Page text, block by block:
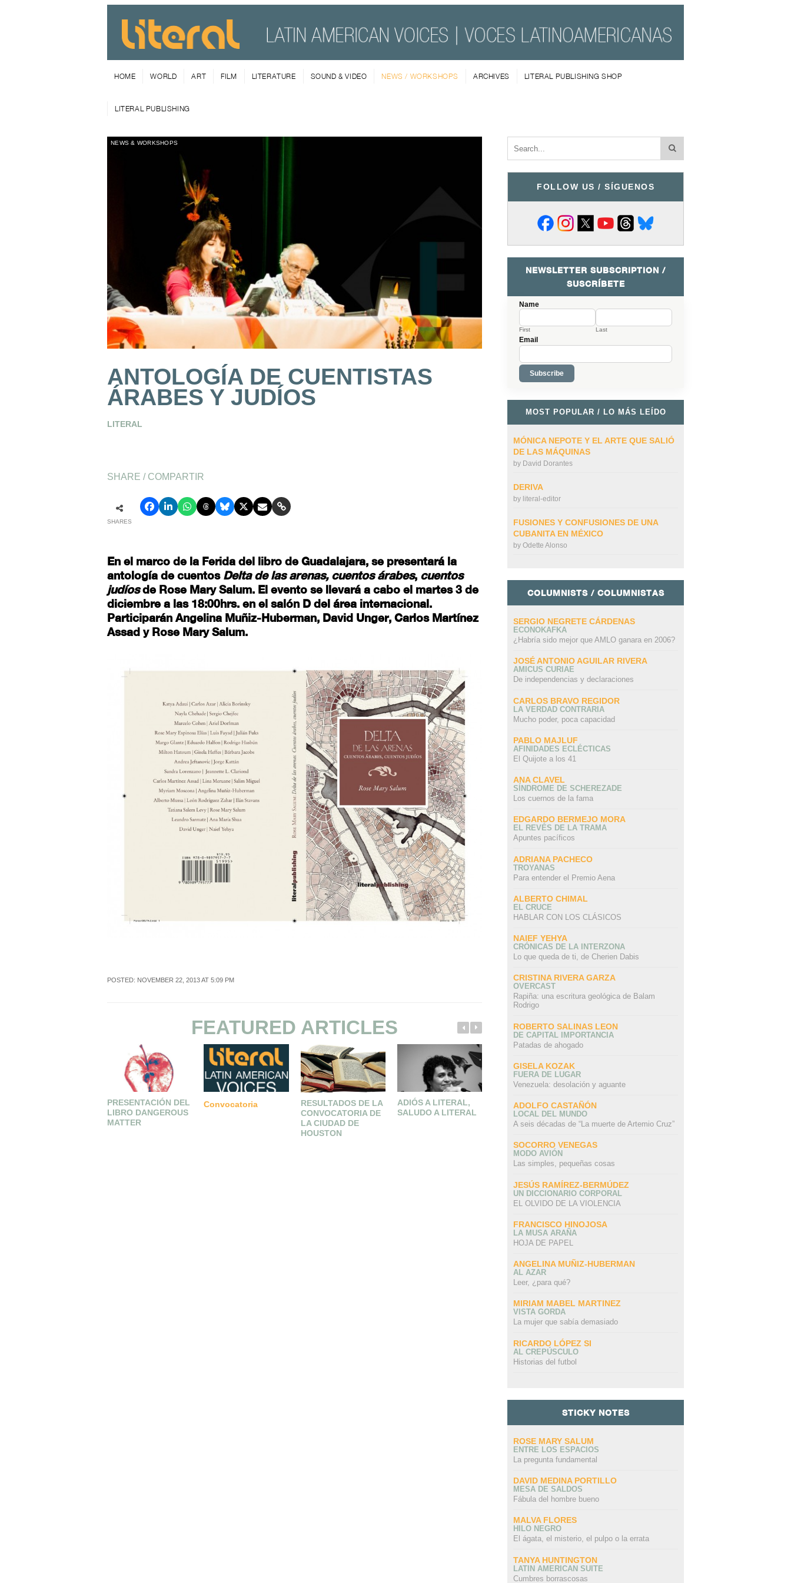
HOME WORLD ART FILM LITERATURE SOUND & VIDEO NEWS / WORKSHOPS ARCHIVES LITERAL PUBLISHING SHOP
LITERAL PUBLISHING
NEWS & WORKSHOPS
ANTOLOGÍA DE CUENTISTAS
ÁRABES Y JUDÍOS
LITERAL
SHARE / COMPARTIR
SHARES
En el marco de la Ferida del libro de Guadalajara, se presentará la
antología de cuentosDelta de las arenas, cuentos árabes, cuentos
judíosde Rose Mary Salum. El evento se llevará a cabo el martes 3 de
diciembre a las 18:00hrs. en el salón D del área internacional.
Participarán Angelina Muñiz-Huberman, David Unger, Carlos Martínez
Assad y Rose Mary Salum.
POSTED: NOVEMBER 22, 2013 AT 5:09 PM
FEATURED ARTICLES
PRESENTACIÓN DEL
LIBRO DANGEROUS
MATTER
Convocatoria
RESULTADOS DE LA
CONVOCATORIA DE
LA CIUDAD DE
HOUSTON
ADIÓS A LITERAL,
SALUDO A LITERAL
Partnerschools
LITERAL
AMERICAN
ASSOCIATION
FOLLOW US / SÍGUENOS
NEWSLETTER SUBSCRIPTION /
SUSCRÍBETE
Name
First Last
Email
MOST POPULAR / LO MÁS LEÍDO
MÓNICA NEPOTE Y EL ARTE QUE SALIÓ
DE LAS MÁQUINAS
by David Dorantes
DERIVA
by literal-editor
FUSIONES Y CONFUSIONES DE UNA
CUBANITA EN MÉXICO
by Odette Alonso
COLUMNISTS / COLUMNISTAS
SERGIO NEGRETE CÁRDENAS
ECONOKAFKA
¿Habría sido mejor que AMLO ganara en 2006?
JOSÉ ANTONIO AGUILAR RIVERA
AMICUS CURIAE
De independencias y declaraciones
CARLOS BRAVO REGIDOR
LA VERDAD CONTRARIA
Mucho poder, poca capacidad
PABLO MAJLUF
AFINIDADES ECLÉCTICAS
El Quijote a los 41
ANA CLAVEL
SÍNDROME DE SCHEREZADE
Los cuernos de la fama
EDGARDO BERMEJO MORA
EL REVÉS DE LA TRAMA
Apuntes pacíficos
ADRIANA PACHECO
TROYANAS
Para entender el Premio Aena
ALBERTO CHIMAL
EL CRUCE
HABLAR CON LOS CLÁSICOS
NAIEF YEHYA
CRÓNICAS DE LA INTERZONA
Lo que queda de ti, de Cherien Dabis
CRISTINA RIVERA GARZA
OVERCAST
Rapiña: una escritura geológica de Balam
Rodrigo
ROBERTO SALINAS LEON
DE CAPITAL IMPORTANCIA
Patadas de ahogado
GISELA KOZAK
FUERA DE LUGAR
Venezuela: desolación y aguante
ADOLFO CASTAÑÓN
LOCAL DEL MUNDO
A seis décadas de “La muerte de Artemio Cruz”
SOCORRO VENEGAS
MODO AVIÓN
Las simples, pequeñas cosas
JESÚS RAMÍREZ-BERMÚDEZ
UN DICCIONARIO CORPORAL
EL OLVIDO DE LA VIOLENCIA
FRANCISCO HINOJOSA
LA MUSA ARAÑA
HOJA DE PAPEL
ANGELINA MUÑIZ-HUBERMAN
AL AZAR
Leer, ¿para qué?
MIRIAM MABEL MARTINEZ
VISTA GORDA
La mujer que sabía demasiado
RICARDO LÓPEZ SI
AL CREPÚSCULO
Historias del futbol
STICKY NOTES
ROSE MARY SALUM
ENTRE LOS ESPACIOS
La pregunta fundamental
DAVID MEDINA PORTILLO
MESA DE SALDOS
Fábula del hombre bueno
MALVA FLORES
HILO NEGRO
El ágata, el misterio, el pulpo o la errata
TANYA HUNTINGTON
LATIN AMERICAN SUITE
Cumbres borrascosas